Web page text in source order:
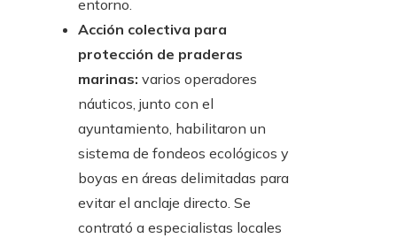
entorno.
Acción colectiva para
protección de praderas
marinas: varios operadores
náuticos, junto con el
ayuntamiento, habilitaron un
sistema de fondeos ecológicos y
boyas en áreas delimitadas para
evitar el anclaje directo. Se
contrató a especialistas locales